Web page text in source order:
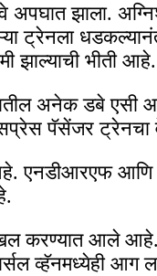
झाला.
ट्रेनला
भीती आहे.
अनेक डबे एसी
पॅसेंजर ट्रेनचा
एनडीआरएफ
करण्यात आले
व्हॅनमध्येही आग